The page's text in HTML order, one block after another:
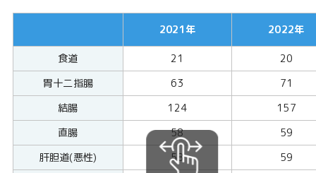
2021年 2022年
食道 21
20
胃十二指腸
63
71
結腸
124
157
直腸
58
59
肝胆道(悪性)
58
59